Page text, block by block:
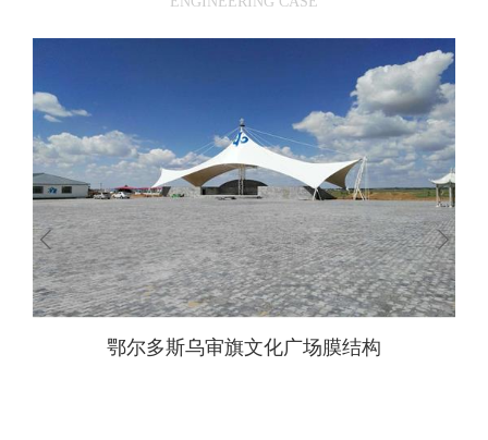
鄂尔多斯乌审旗文化广场膜结构